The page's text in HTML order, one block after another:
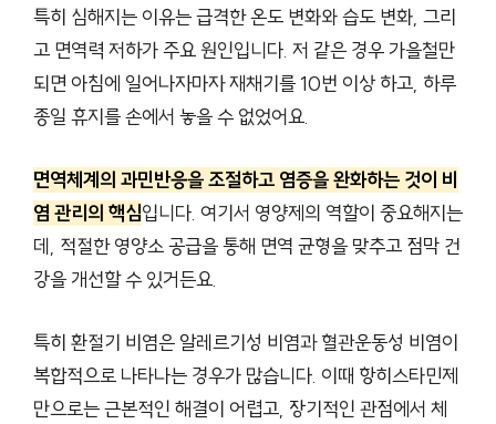
특히 심해지는 이유는 급격한 온도 변화와 습도 변화, 그리
고 면역력 저하가 주요 원인입니다. 저 같은 경우 가을철만
되면 아침에 일어나자마자 재채기를 10번 이상 하고, 하루
종일 휴지를 손에서 놓을 수 없었어요.
면역체계의 과민반응을 조절하고 염증을 완화하는 것이 비
염 관리의 핵심입니다. 여기서 영양제의 역할이 중요해지는
데, 적절한 영양소 공급을 통해 면역 균형을 맞추고 점막 건
강을 개선할 수 있거든요.
특히 환절기 비염은 알레르기성 비염과 혈관운동성 비염이
복합적으로 나타나는 경우가 많습니다. 이때 항히스타민제
만으로는 근본적인 해결이 어렵고, 장기적인 관점에서 체